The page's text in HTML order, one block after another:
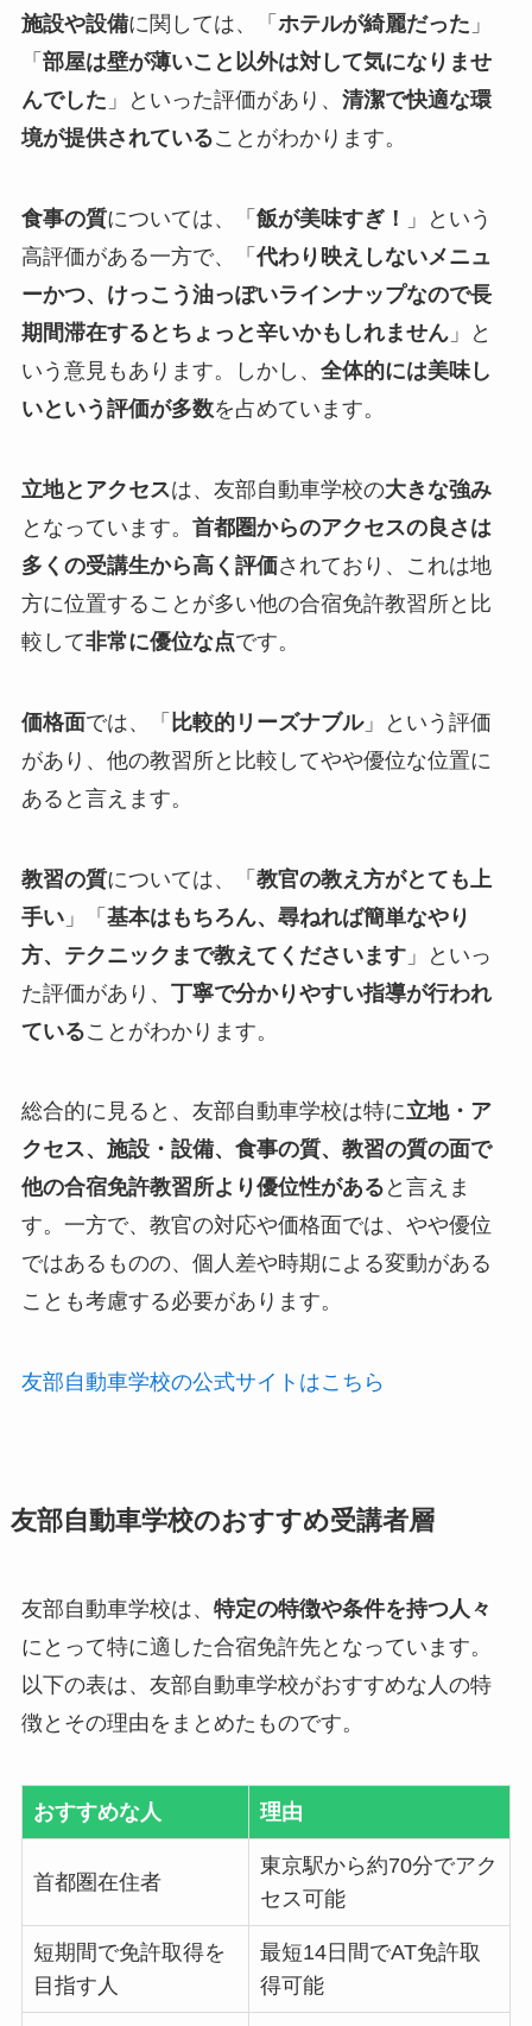
施設や設備に関しては、「 ホテルが綺麗だった 」
「 部屋は壁が薄いこと以外は対して気になりませ
んでした 」といった評価があり、 清潔で快適な環
境が提供されていることがわかります。
食事の質については、「 飯が美味すぎ！
」という
高評価がある一方で、「 代わり映えしないメニュ
ーかつ、けっこう油っぽいラインナップなので長
期間滞在するとちょっと辛いかもしれません」と
いう意見もあります。しかし、 全体的には美味し
いという評価が多数を占めています。
立地とアクセスは、友部自動車学校の大きな強み
となっています。 首都圏からのアクセスの良さは
多くの受講生から高く評価されており、これは地
方に位置することが多い他の合宿免許教習所と比
較して非常に優位な点です。
価格面では、「 比較的リーズナブル」という評価
があり、他の教習所と比較してやや優位な位置に
あると言えます。
教習の質については、「 教官の教え方がとても上
手い」「 基本はもちろん、尋ねれば簡単なやり
方、テクニックまで教えてくださいます」といっ
た評価があり、 丁寧で分かりやすい指導が行われ
ていることがわかります。
総合的に見ると、友部自動車学校は特に立地・ア
クセス、施設・設備、食事の質、教習の質の面で
他の合宿免許教習所より優位性がある と言えま
す。一方で、教官の対応や価格面では、やや優位
ではあるものの、個人差や時期による変動がある
ことも考慮する必要があります。
友部自動車学校の公式サイトはこちら
友部自動車学校のおすすめ受講者層
友部自動車学校は、 特定の特徴や条件を持つ人々
にとって特に適した合宿免許先となっています。
以下の表は、友部自動車学校がおすすめな人の特
徴とその理由をまとめたものです。
おすすめな人 理由
首都圏在住者
東京駅から約70分でアク
セス可能
短期間で免許取得を
目指す人
最短14日間でAT免許取
得可能